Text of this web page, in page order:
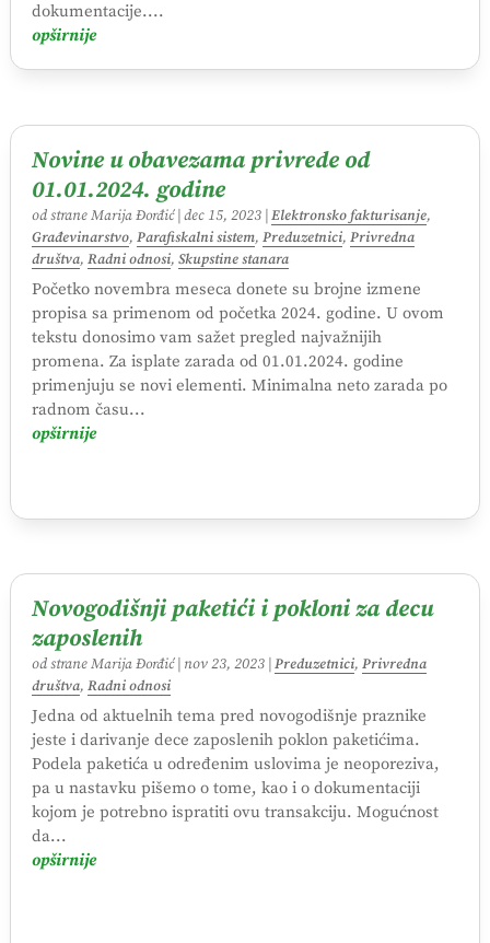
dokumentacije....
opširnije
Novine u obavezama privrede od
01.01.2024. godine
od straneMarija Đorđić| dec 15, 2023| Elektronsko fakturisanje,
Građevinarstvo, Parafiskalni sistem, Preduzetnici, Privredna
društva, Radni odnosi, Skupstine stanara
Početko novembra meseca donete su brojne izmene
propisa sa primenom od početka 2024. godine. U ovom
tekstu donosimo vam sažet pregled najvažnijih
promena. Za isplate zarada od 01.01.2024. godine
primenjuju se novi elementi. Minimalna neto zarada po
radnom času...
opširnije
Novogodišnji paketići i pokloni za decu
zaposlenih
od straneMarija Đorđić| nov 23, 2023| Preduzetnici, Privredna
društva, Radni odnosi
Jedna od aktuelnih tema pred novogodišnje praznike
jeste i darivanje dece zaposlenih poklon paketićima.
Podela paketića u određenim uslovima je neoporeziva,
pa u nastavku pišemo o tome, kao i o dokumentaciji
kojom je potrebno ispratiti ovu transakciju. Mogućnost
da...
opširnije